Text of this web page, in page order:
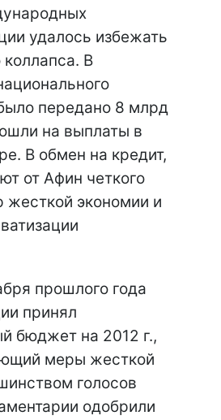
удалось избежать
коллапса. В
передано 8 млрд
на выплаты в
В обмен на кредит,
от Афин четкого
жесткой экономии и
прошлого года
принял
бюджет на 2012 г.,
меры жесткой
голосов
одобрили